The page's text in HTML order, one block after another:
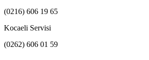
(0216) 606 19 65
Kocaeli Servisi
(0262) 606 01 59